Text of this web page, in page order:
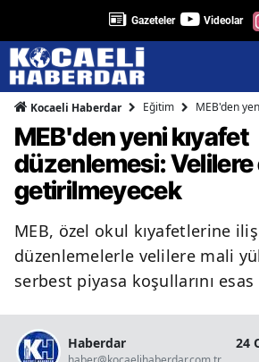
Gazeteler Videolar
Kocaeli Haberdar Eğitim MEB'den
MEB'den yeni kıyafet
düzenlemesi: Velilere
getirilmeyecek
MEB, özel okul kıyafetlerine
düzenlemelerle velilere mali
serbest piyasa koşullarını esas
Haberdar 24